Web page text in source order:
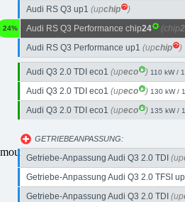
Audi RS Q3 up1 (upchip )
Audi RS Q3 Performance chip24 (chip
24%
Audi RS Q3 Performance up1 (upchip )
Audi Q3 2.0 TDI eco1 (upeco ) 110 kW /
Audi Q3 2.0 TDI eco1 (upeco ) 130 kW /
Audi Q3 2.0 TDI eco1 (upeco ) 135 kW /
GETRIEBEANPASSUNG:
Getriebe-Anpassung Audi Q3 2.0 TDI (up
Getriebe-Anpassung Audi Q3 2.0 TFSI
Getriebe-Anpassung Audi Q3 2.0 TDI (up